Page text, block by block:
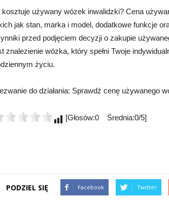
kosztuje używany wózek inwalidzki? Cena
jak stan, marka i model, dodatkowe funkcje
przed podjęciem decyzji o zakupie
znalezienie wózka, który spełni Twoje
życiu.
do działania: Sprawdź cenę używanego
[Głosów:0 Średnia:0/5]
PODZIEL SIĘ Facebook Twitter